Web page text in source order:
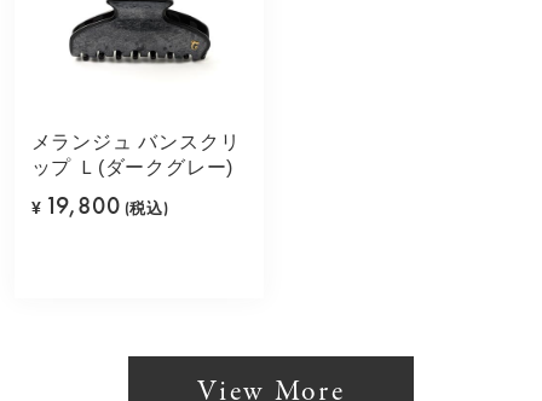
メランジュ バンスクリ
ップ Ｌ(ダークグレー)
¥ 19,800 (税込)
View More